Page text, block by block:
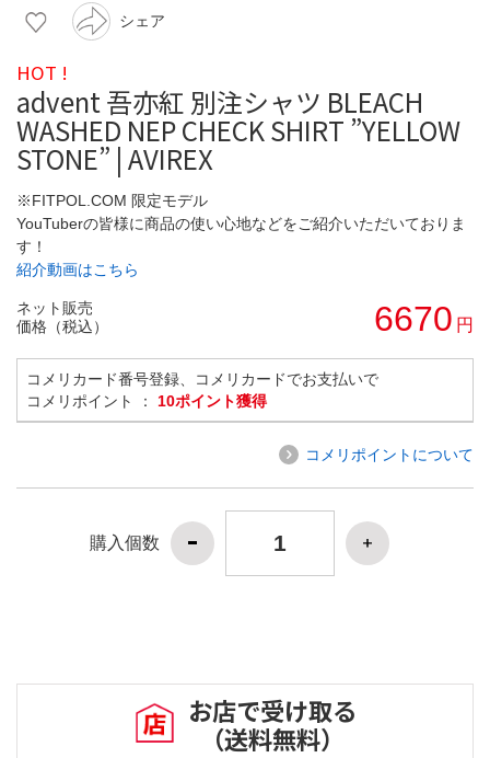
シェア
HOT !
advent 吾亦紅 別注シャツ BLEACH
WASHED NEP CHECK SHIRT ”YELLOW
STONE” | AVIREX
※FITPOL.COM 限定モデル
YouTuberの皆様に商品の使い心地などをご紹介いただいておりま
す！
紹介動画はこちら
ネット販売
価格（税込）
6670 円
コメリカード番号登録、コメリカードでお支払いで
コメリポイント ： 10ポイント獲得
コメリポイントについて
購入個数
お店で受け取る
（送料無料）